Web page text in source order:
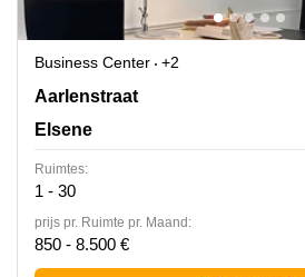
Business Center
+2
Rue d'Arlon 25, Elsene
Aarlenstraat
Elsene
Ruimtes:
1 - 30
prijs pr. Ruimte pr. Maand:
850 - 8.500 €